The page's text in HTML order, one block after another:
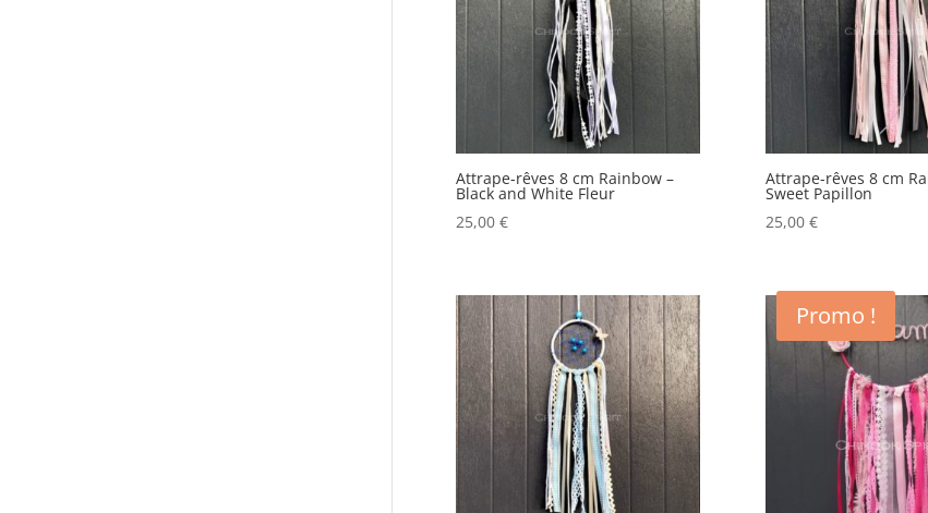
ancien
Attrape-rêves 8 cm Rainbow –
Black and White Fleur
25,00 €
Attrape-rêves 8 cm
Sweet Papillon
25,00 €
Promo !